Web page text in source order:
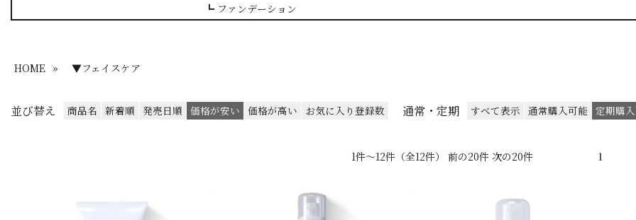
┗ ファンデーション
HOME » ▼フェイスケア
並び替え 商品名 新着順 発売日順 価格が安い 価格が高い お気に入り登録数 通常・定期 すべて表示 通常購入可能 定期購
1件～12件（全12件） 前の20件 次の20件 1